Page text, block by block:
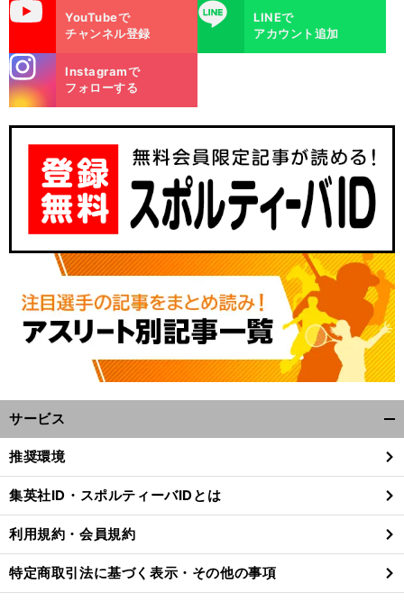
YouTubeで
チャンネル登録
LINE
LINEで
アカウント追加
m
Instagramで
フォローする
サービス
閉
る
推奨環境
集英社ID・スポルティーバIDとは
利用規約・会員規約
特定商取引法に基づく表示・その他の事項